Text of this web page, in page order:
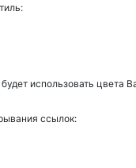
использовать цвета
ссылок: